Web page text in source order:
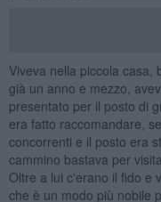
Viveva nella piccola casa,
già un anno e mezzo,
presentato per il posto di
era fatto raccomandare,
concorrenti e il posto era
cammino bastava per
Oltre a lui c'erano il fido e
che è un modo più nobile